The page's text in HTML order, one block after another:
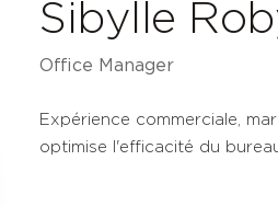
Sibylle
Office Manager
Expérience commerciale,
optimise l'efficacité du